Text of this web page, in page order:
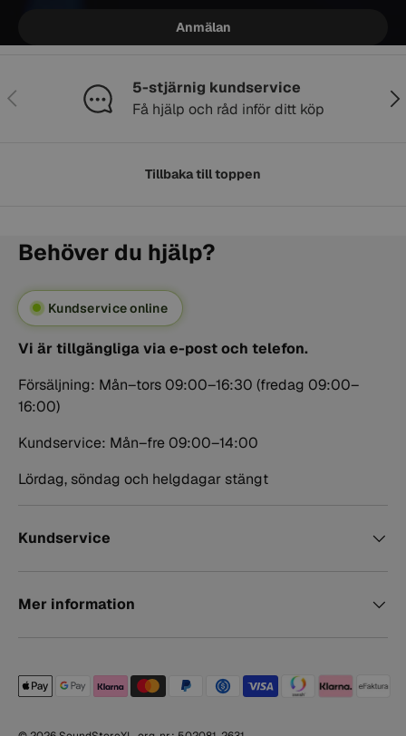
Anmälan
Föregående
5-stjärnig kundservice
Få hjälp och råd inför ditt köp
Tillbaka till toppen
Behöver du hjälp?
Kundservice online
Vi är tillgängliga via e-post och telefon.
Försäljning: Mån–tors 09:00–16:30 (fredag 09:00–
16:00)
Kundservice: Mån–fre 09:00–14:00
Lördag, söndag och helgdagar stängt
Kundservice
Mer information
Betalningsmetoder accepterade